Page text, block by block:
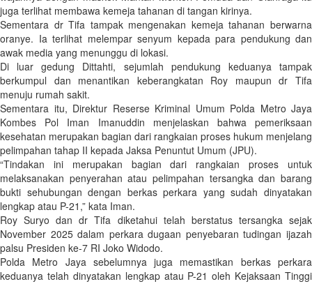
juga terlihat membawa kemeja tahanan di tangan kirinya.
Sementara dr Tifa tampak mengenakan kemeja tahanan berwarna
oranye. Ia terlihat melempar senyum kepada para pendukung dan
awak media yang menunggu di lokasi.
Di luar gedung Dittahti, sejumlah pendukung keduanya tampak
berkumpul dan menantikan keberangkatan Roy maupun dr Tifa
menuju rumah sakit.
Sementara itu, Direktur Reserse Kriminal Umum Polda Metro Jaya
Kombes Pol Iman Imanuddin menjelaskan bahwa pemeriksaan
kesehatan merupakan bagian dari rangkaian proses hukum menjelang
pelimpahan tahap II kepada Jaksa Penuntut Umum (JPU).
“Tindakan ini merupakan bagian dari rangkaian proses untuk
melaksanakan penyerahan atau pelimpahan tersangka dan barang
bukti sehubungan dengan berkas perkara yang sudah dinyatakan
lengkap atau P-21,” kata Iman.
Roy Suryo dan dr Tifa diketahui telah berstatus tersangka sejak
November 2025 dalam perkara dugaan penyebaran tudingan ijazah
palsu Presiden ke-7 RI Joko Widodo.
Polda Metro Jaya sebelumnya juga memastikan berkas perkara
keduanya telah dinyatakan lengkap atau P-21 oleh Kejaksaan Tinggi